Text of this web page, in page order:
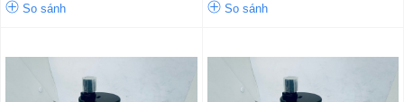
So sánh So sánh